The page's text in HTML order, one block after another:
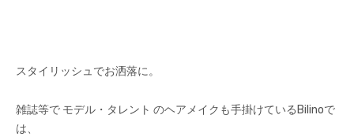
スタイリッシュでお洒落に。
雑誌等で モデル・タレント のヘアメイクも手掛けているBilinoで
は、